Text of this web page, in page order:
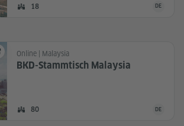
Mitglieder:
18 Die
DEUTSCH
DE
Online | Malaysia
BKD-Stammtisch Malaysia
Mitglieder:
80 Die
DEUTSCH
DE